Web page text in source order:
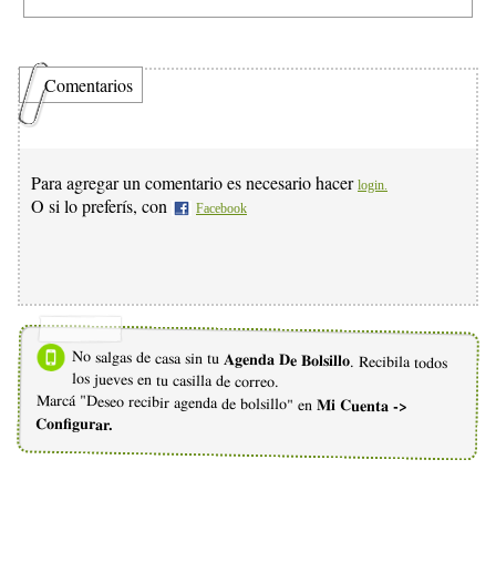
Comentarios
Para agregar un comentario es necesario hacer login.
O si lo preferís, con Facebook
No salgas de casa sin tu Agenda De Bolsillo. Recibila todos
los jueves en tu casilla de correo.
Marcá "Deseo recibir agenda de bolsillo" en Mi Cuenta ->
Configurar.